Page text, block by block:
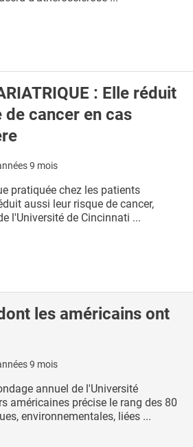
: Elle réduit
de cancer en cas
9 mois
pratiquée chez les patients
aussi leur risque de cancer,
l'Université de Cincinnati ...
les américains ont
9 mois
annuel de l'Université
américaines précise le rang des 80
environnementales, liées ...